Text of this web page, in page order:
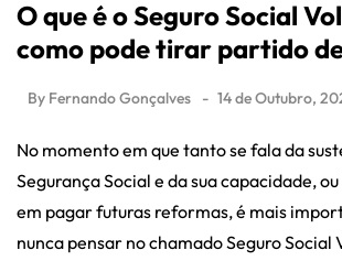
O que é o Seguro Social
como pode tirar partido
By Fernando Gonçalves 14 de Outubro,
No momento em que tanto se fala da
Segurança Social e da sua capacidade,
em pagar futuras reformas, é mais
nunca pensar no chamado Seguro Social